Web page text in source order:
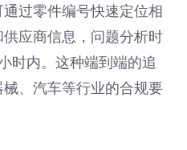
过零件编号快速定位相
应商信息，问题分析时
时内。这种端到端的追
、汽车等行业的合规要